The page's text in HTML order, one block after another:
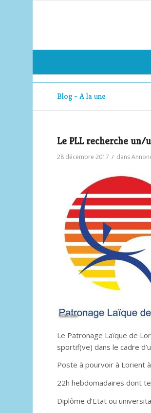
Blog - A la une
Le PLL recherche
28 décembre 2017 / dans
Le Patronage Laïque de
sportif(ve) dans le cadre
Poste à pourvoir à Lorient
22h hebdomadaires dont
Diplôme d’Etat ou